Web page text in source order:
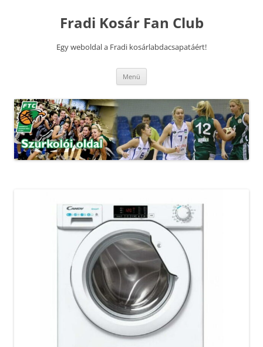
Fradi Kosár Fan Club
Egy weboldal a Fradi kosárlabdacsapatáért!
Menü